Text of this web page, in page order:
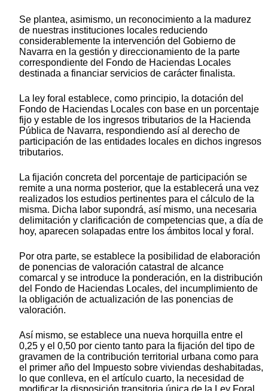
Se plantea, asimismo, un reconocimiento a la madurez
de nuestras instituciones locales reduciendo
considerablemente la intervención del Gobierno de
Navarra en la gestión y direccionamiento de la parte
correspondiente del Fondo de Haciendas Locales
destinada a financiar servicios de carácter finalista.
La ley foral establece, como principio, la dotación del
Fondo de Haciendas Locales con base en un porcentaje
fijo y estable de los ingresos tributarios de la Hacienda
Pública de Navarra, respondiendo así al derecho de
participación de las entidades locales en dichos ingresos
tributarios.
La fijación concreta del porcentaje de participación se
remite a una norma posterior, que la establecerá una vez
realizados los estudios pertinentes para el cálculo de la
misma. Dicha labor supondrá, así mismo, una necesaria
delimitación y clarificación de competencias que, a día de
hoy, aparecen solapadas entre los ámbitos local y foral.
Por otra parte, se establece la posibilidad de elaboración
de ponencias de valoración catastral de alcance
comarcal y se introduce la ponderación, en la distribución
del Fondo de Haciendas Locales, del incumplimiento de
la obligación de actualización de las ponencias de
valoración.
Así mismo, se establece una nueva horquilla entre el
0,25 y el 0,50 por ciento tanto para la fijación del tipo de
gravamen de la contribución territorial urbana como para
el primer año del Impuesto sobre viviendas deshabitadas,
lo que conlleva, en el artículo cuarto, la necesidad de
modificar la disposición transitoria única de la Ley Foral